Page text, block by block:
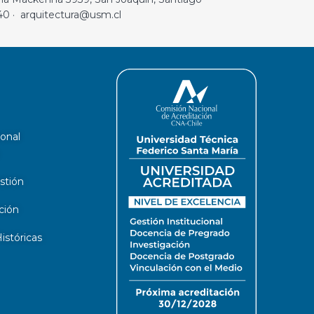
· arquitectura@usm.cl